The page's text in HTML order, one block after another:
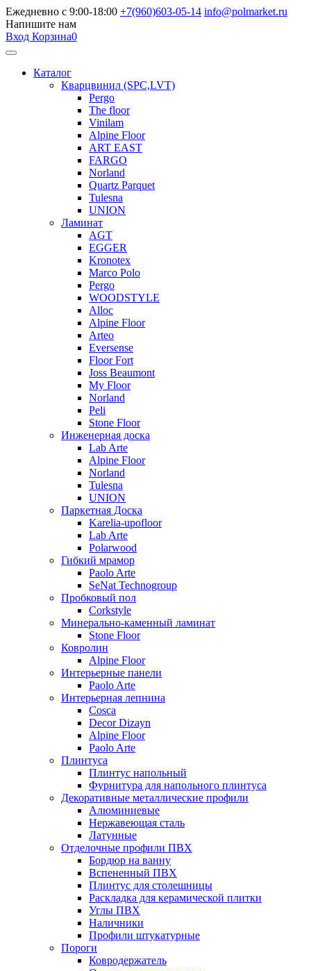
Ежедневно с 9:00-18:00 +7(960)603-05-14 info@polmarket.ru
Напишите нам
Вход Корзина0
Каталог
Кварцвинил (SPC,LVT)
Pergo
The floor
Vinilam
Alpine Floor
ART EAST
FARGO
Norland
Quartz Parquet
Tulesna
UNION
Ламинат
AGT
EGGER
Kronotex
Marco Polo
Pergo
WOODSTYLE
Alloc
Alpine Floor
Arteo
Eversense
Floor Fort
Joss Beaumont
My Floor
Norland
Peli
Stone Floor
Инженерная доска
Lab Arte
Alpine Floor
Norland
Tulesna
UNION
Паркетная Доска
Karelia-upofloor
Lab Arte
Polarwood
Гибкий мрамор
Paolo Arte
SeNat Technogroup
Пробковый пол
Corkstyle
Минерально-каменный ламинат
Stone Floor
Ковролин
Alpine Floor
Интерьерные панели
Paolo Arte
Интерьерная лепнина
Cosca
Decor Dizayn
Alpine Floor
Paolo Arte
Плинтуса
Плинтус напольный
Фурнитура для напольного плинтуса
Декоративные металлические профили
Алюминиевые
Нержавеющая сталь
Латунные
Отделочные профили ПВХ
Бордюр на ванну
Вспененный ПВХ
Плинтус для столешницы
Раскладка для керамической плитки
Углы ПВХ
Наличники
Профили штукатурные
Пороги
Ковродержатель